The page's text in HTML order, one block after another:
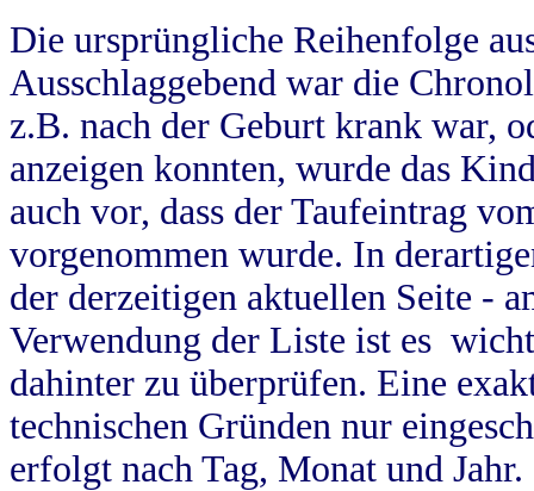
Die ursprüngliche Reihenfolge
Ausschlaggebend war die
z.B. nach der Geburt krank war,
anzeigen konnten, wurde das
auch vor, dass der Taufeintrag
vorgenommen wurde. In
der derzeitigen aktuellen Seite -
Verwendung der Liste ist es
dahinter zu überprüfen. Eine
technischen Gründen nur
erfolgt nach Tag, Monat und Jahr.